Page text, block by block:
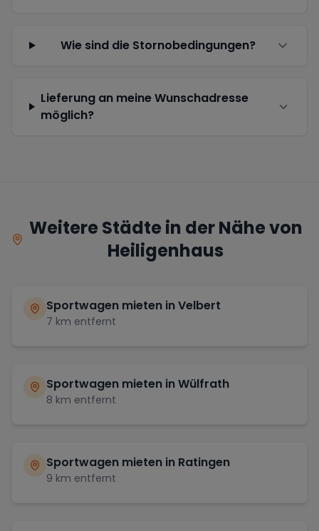
Wie sind die Stornobedingungen?
Lieferung an meine Wunschadresse
möglich?
Weitere Städte in der Nähe von
Heiligenhaus
Sportwagen mieten inVelbert
7 km entfernt
Sportwagen mieten inWülfrath
8 km entfernt
Sportwagen mieten in Ratingen
9 km entfernt